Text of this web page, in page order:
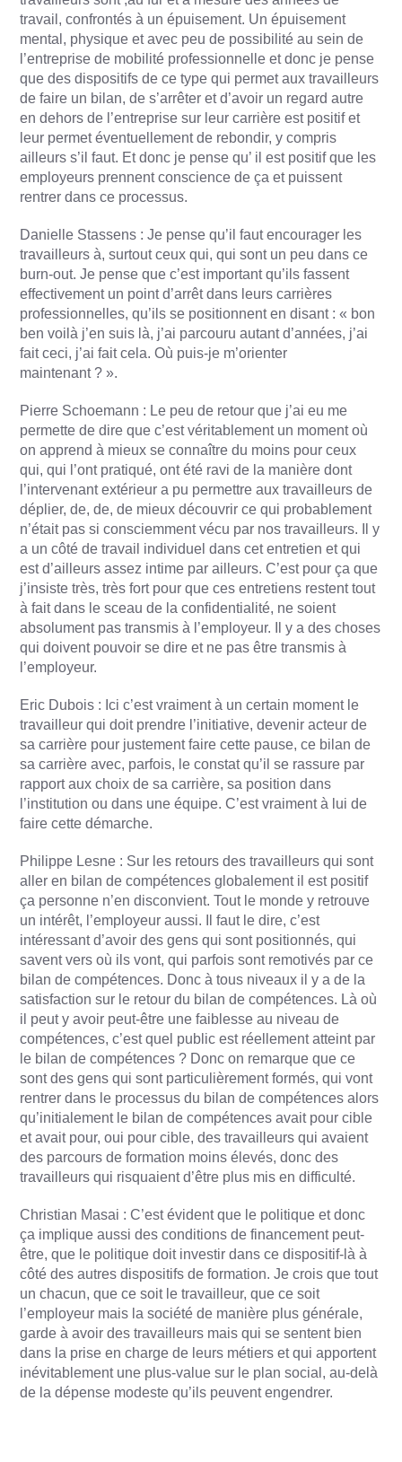
travail, confrontés à un épuisement. Un épuisement
mental, physique et avec peu de possibilité au sein de
l’entreprise de mobilité professionnelle et donc je pense
que des dispositifs de ce type qui permet aux travailleurs
de faire un bilan, de s’arrêter et d’avoir un regard autre
en dehors de l’entreprise sur leur carrière est positif et
leur permet éventuellement de rebondir, y compris
ailleurs s’il faut. Et donc je pense qu’ il est positif que les
employeurs prennent conscience de ça et puissent
rentrer dans ce processus.
Danielle Stassens : Je pense qu’il faut encourager les
travailleurs à, surtout ceux qui, qui sont un peu dans ce
burn-out. Je pense que c’est important qu’ils fassent
effectivement un point d’arrêt dans leurs carrières
professionnelles, qu’ils se positionnent en disant : « bon
ben voilà j’en suis là, j’ai parcouru autant d’années, j’ai
fait ceci, j’ai fait cela. Où puis-je m’orienter
maintenant ? ».
Pierre Schoemann : Le peu de retour que j’ai eu me
permette de dire que c’est véritablement un moment où
on apprend à mieux se connaître du moins pour ceux
qui, qui l’ont pratiqué, ont été ravi de la manière dont
l’intervenant extérieur a pu permettre aux travailleurs de
déplier, de, de, de mieux découvrir ce qui probablement
n’était pas si consciemment vécu par nos travailleurs. Il y
a un côté de travail individuel dans cet entretien et qui
est d’ailleurs assez intime par ailleurs. C’est pour ça que
j’insiste très, très fort pour que ces entretiens restent tout
à fait dans le sceau de la confidentialité, ne soient
absolument pas transmis à l’employeur. Il y a des choses
qui doivent pouvoir se dire et ne pas être transmis à
l’employeur.
Eric Dubois : Ici c’est vraiment à un certain moment le
travailleur qui doit prendre l’initiative, devenir acteur de
sa carrière pour justement faire cette pause, ce bilan de
sa carrière avec, parfois, le constat qu’il se rassure par
rapport aux choix de sa carrière, sa position dans
l’institution ou dans une équipe. C’est vraiment à lui de
faire cette démarche.
Philippe Lesne : Sur les retours des travailleurs qui sont
aller en bilan de compétences globalement il est positif
ça personne n’en disconvient. Tout le monde y retrouve
un intérêt, l’employeur aussi. Il faut le dire, c’est
intéressant d’avoir des gens qui sont positionnés, qui
savent vers où ils vont, qui parfois sont remotivés par ce
bilan de compétences. Donc à tous niveaux il y a de la
satisfaction sur le retour du bilan de compétences. Là où
il peut y avoir peut-être une faiblesse au niveau de
compétences, c’est quel public est réellement atteint par
le bilan de compétences ? Donc on remarque que ce
sont des gens qui sont particulièrement formés, qui vont
rentrer dans le processus du bilan de compétences alors
qu’initialement le bilan de compétences avait pour cible
et avait pour, oui pour cible, des travailleurs qui avaient
des parcours de formation moins élevés, donc des
travailleurs qui risquaient d’être plus mis en difficulté.
Christian Masai : C’est évident que le politique et donc
ça implique aussi des conditions de financement peut-
être, que le politique doit investir dans ce dispositif-là à
côté des autres dispositifs de formation. Je crois que tout
un chacun, que ce soit le travailleur, que ce soit
l’employeur mais la société de manière plus générale,
garde à avoir des travailleurs mais qui se sentent bien
dans la prise en charge de leurs métiers et qui apportent
inévitablement une plus-value sur le plan social, au-delà
de la dépense modeste qu’ils peuvent engendrer.